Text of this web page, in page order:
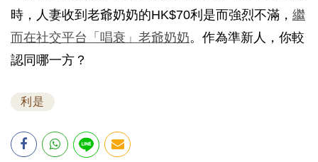
時，人妻收到老爺奶奶的HK$70利是而強烈不滿， 繼
而在社交平台「唱衰」老爺奶奶。作為準新人，你較
認同哪一方？
利是